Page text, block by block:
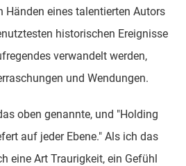
Händen eines talentierten Autors
historischen Ereignisse
verwandelt werden,
und Wendungen.
oben genannte, und "Holding
auf jeder Ebene." Als ich das
eine Art Traurigkeit, ein Gefühl